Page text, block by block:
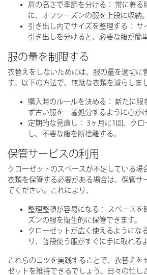
肩の高さで季節を分ける：
常に着る
に、オフシーズンの服を上段に収納。
引き出し内でサイズを整理する：
サ
引き出しを分けると、必要な服が簡
服の量を制限する
衣替えをしないためには、服の量を適切に
す。以下の方法で、無駄な衣類を減らしま
購入時のルールを決める：
新たに服
ず古い服を一着処分するように心が
定期的な見直し：
3ヶ月に1回、クロ
し、不要な服を断捨離する。
保管サービスの利用
クローゼットのスペースが不足している場
衣類を保管する必要がある場合は、保管サ
てください。これにより、
整理整頓が容易になる：
スペースを
ズンの服を衛生的に保管できます。
クローゼットが広く使えるようにな
り、普段使う服がすぐに手に取れる
これらのコツを実践することで、衣替えを
ゼットを維持できるでしょう。日々の忙し